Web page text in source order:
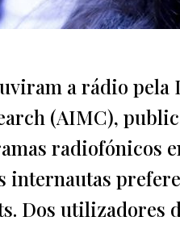
a rádio pela
(AIMC),
radiofónicos
internautas
Dos utilizadores